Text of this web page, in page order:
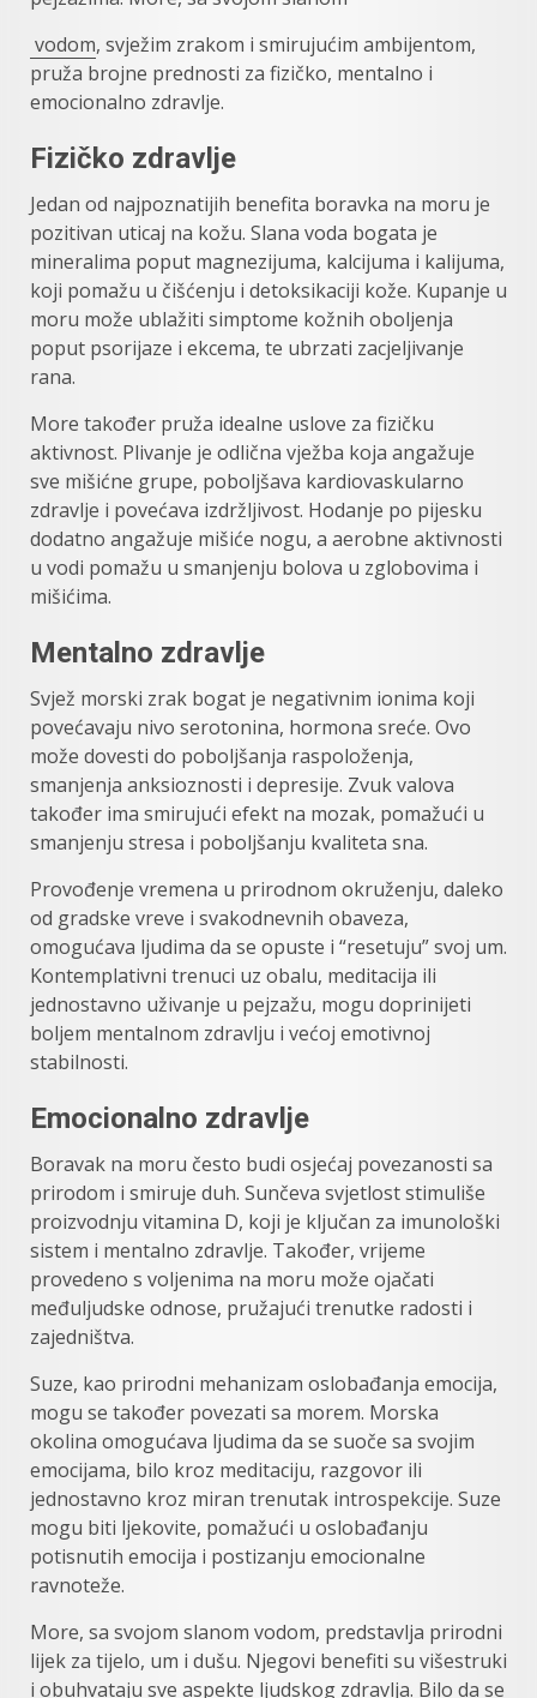
vodom, svježim zrakom i smirujućim ambijentom,
pruža brojne prednosti za fizičko, mentalno i
emocionalno zdravlje.
Fizičko zdravlje
Jedan od najpoznatijih benefita boravka na moru je
pozitivan uticaj na kožu. Slana voda bogata je
mineralima poput magnezijuma, kalcijuma i kalijuma,
koji pomažu u čišćenju i detoksikaciji kože. Kupanje u
moru može ublažiti simptome kožnih oboljenja
poput psorijaze i ekcema, te ubrzati zacjeljivanje
rana.
More također pruža idealne uslove za fizičku
aktivnost. Plivanje je odlična vježba koja angažuje
sve mišićne grupe, poboljšava kardiovaskularno
zdravlje i povećava izdržljivost. Hodanje po pijesku
dodatno angažuje mišiće nogu, a aerobne aktivnosti
u vodi pomažu u smanjenju bolova u zglobovima i
mišićima.
Mentalno zdravlje
Svjež morski zrak bogat je negativnim ionima koji
povećavaju nivo serotonina, hormona sreće. Ovo
može dovesti do poboljšanja raspoloženja,
smanjenja anksioznosti i depresije. Zvuk valova
također ima smirujući efekt na mozak, pomažući u
smanjenju stresa i poboljšanju kvaliteta sna.
Provođenje vremena u prirodnom okruženju, daleko
od gradske vreve i svakodnevnih obaveza,
omogućava ljudima da se opuste i “resetuju” svoj um.
Kontemplativni trenuci uz obalu, meditacija ili
jednostavno uživanje u pejzažu, mogu doprinijeti
boljem mentalnom zdravlju i većoj emotivnoj
stabilnosti.
Emocionalno zdravlje
Boravak na moru često budi osjećaj povezanosti sa
prirodom i smiruje duh. Sunčeva svjetlost stimuliše
proizvodnju vitamina D, koji je ključan za imunološki
sistem i mentalno zdravlje. Također, vrijeme
provedeno s voljenima na moru može ojačati
međuljudske odnose, pružajući trenutke radosti i
zajedništva.
Suze, kao prirodni mehanizam oslobađanja emocija,
mogu se također povezati sa morem. Morska
okolina omogućava ljudima da se suoče sa svojim
emocijama, bilo kroz meditaciju, razgovor ili
jednostavno kroz miran trenutak introspekcije. Suze
mogu biti ljekovite, pomažući u oslobađanju
potisnutih emocija i postizanju emocionalne
ravnoteže.
More, sa svojom slanom vodom, predstavlja prirodni
lijek za tijelo, um i dušu. Njegovi benefiti su višestruki
i obuhvataju sve aspekte ljudskog zdravlja. Bilo da se